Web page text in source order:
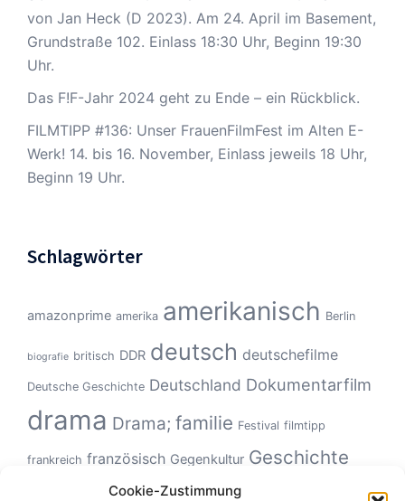
Cookie-Zustimmung
von Jan Heck (D 2023). Am 24. April im Basement,
Grundstraße 102. Einlass 18:30 Uhr, Beginn 19:30
Uhr.
Das F!F-Jahr 2024 geht zu Ende – ein Rückblick.
FILMTIPP #136: Unser FrauenFilmFest im Alten E-
Werk! 14. bis 16. November, Einlass jeweils 18 Uhr,
Beginn 19 Uhr.
Schlagwörter
amazonprime amerika amerikanisch Berlin
biografie britisch DDR deutsch deutschefilme
Deutsche Geschichte Deutschland Dokumentarfilm
drama Drama; familie Festival filmtipp
frankreich französisch Gegenkultur Geschichte
Geschlechterverhältnisse Hollywood